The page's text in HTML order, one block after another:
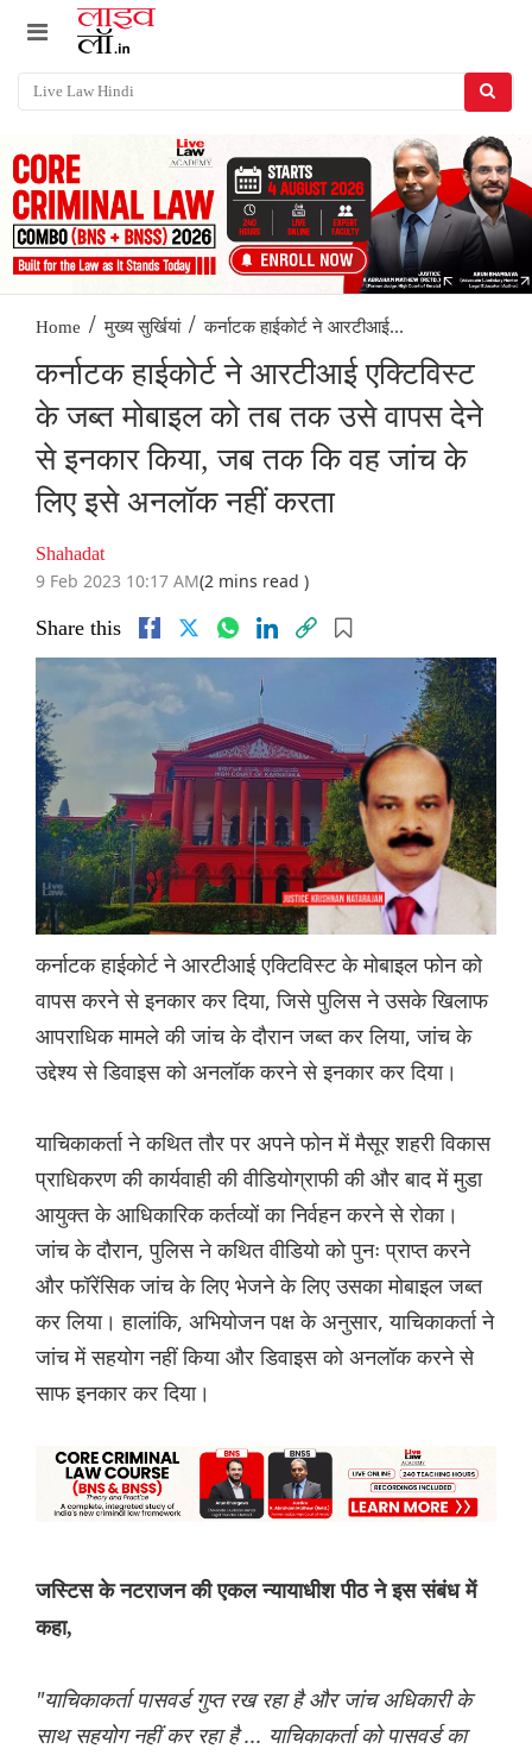
Home / मुख्य सुर्खियां / कर्नाटक हाईकोर्ट ने आरटीआई...
कर्नाटक हाईकोर्ट ने आरटीआई एक्टिविस्ट
के जब्त मोबाइल को तब तक उसे वापस देने
से इनकार किया, जब तक कि वह जांच के
लिए इसे अनलॉक नहीं करता
Shahadat
9 Feb 2023 10:17 AM(2 mins read )
Share this
कर्नाटक हाईकोर्ट ने आरटीआई एक्टिविस्ट के मोबाइल फोन को
वापस करने से इनकार कर दिया, जिसे पुलिस ने उसके खिलाफ
आपराधिक मामले की जांच के दौरान जब्त कर लिया, जांच के
उद्देश्य से डिवाइस को अनलॉक करने से इनकार कर दिया।
याचिकाकर्ता ने कथित तौर पर अपने फोन में मैसूर शहरी विकास
प्राधिकरण की कार्यवाही की वीडियोग्राफी की और बाद में मुडा
आयुक्त के आधिकारिक कर्तव्यों का निर्वहन करने से रोका।
जांच के दौरान, पुलिस ने कथित वीडियो को पुनः प्राप्त करने
और फॉरेंसिक जांच के लिए भेजने के लिए उसका मोबाइल जब्त
कर लिया। हालांकि, अभियोजन पक्ष के अनुसार, याचिकाकर्ता ने
जांच में सहयोग नहीं किया और डिवाइस को अनलॉक करने से
साफ इनकार कर दिया।
जस्टिस के नटराजन की एकल न्यायाधीश पीठ ने इस संबंध में
कहा,
"याचिकाकर्ता पासवर्ड गुप्त रख रहा है और जांच अधिकारी के
साथ सहयोग नहीं कर रहा है ... याचिकाकर्ता को पासवर्ड का